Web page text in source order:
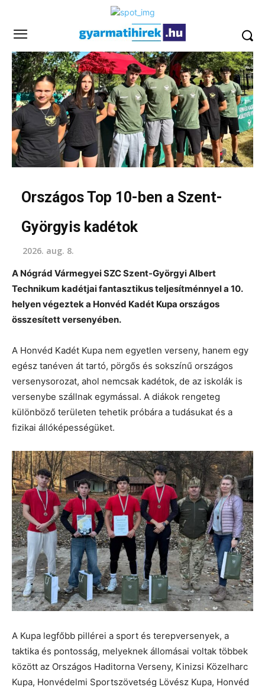
Országos Top 10-ben a Szent-
Györgyis kadétok
2026. aug. 8.
A Nógrád Vármegyei SZC Szent-Györgyi Albert
Technikum kadétjai fantasztikus teljesítménnyel a 10.
helyen végeztek a Honvéd Kadét Kupa országos
összesített versenyében.
A Honvéd Kadét Kupa nem egyetlen verseny, hanem egy
egész tanéven át tartó, pörgős és sokszínű országos
versenysorozat, ahol nemcsak kadétok, de az iskolák is
versenybe szállnak egymással. A diákok rengeteg
különböző területen tehetik próbára a tudásukat és a
fizikai állóképességüket.
A Kupa legfőbb pillérei a sport és terepversenyek, a
taktika és pontosság, melyeknek állomásai voltak többek
között az Országos Haditorna Verseny, Kinizsi Közelharc
Kupa, Honvédelmi Sportszövetség Lövész Kupa, Honvéd